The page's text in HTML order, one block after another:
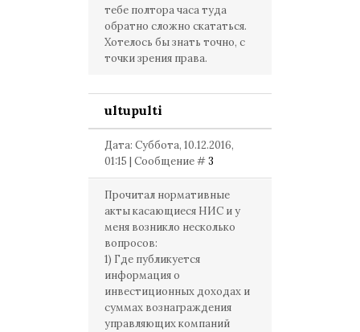
тебе полтора часа туда
обратно сложно скататься.
Хотелось бы знать точно, с
точки зрения права.
ultupulti
Дата: Суббота, 10.12.2016,
01:15 | Сообщение #3
Прочитал нормативные
акты касающиеся НИС и у
меня возникло несколько
вопросов:
1) Где публикуется
информация о
инвестиционных доходах и
суммах вознаграждения
управляющих компаний